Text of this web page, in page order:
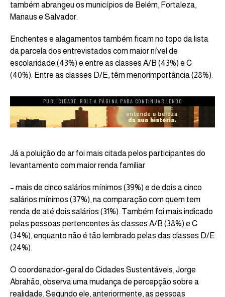
também abrangeu os municípios de Belém, Fortaleza,
Manaus e Salvador.
Enchentes e alagamentos também ficam no topo da lista
da parcela dos entrevistados com maior nível de
escolaridade (43%) e entre as classes A/B (43%) e C
(40%). Entre as classes D/E, têm menorimportância (28%).
PUBLICIDADE. ROLE A PÁGINA PARA CONTINUAR LENDO
Já a poluição do ar foi mais citada pelos participantes do
levantamento com maior renda familiar
– mais de cinco salários mínimos (39%) e de dois a cinco
salários mínimos (37%), na comparação com quem tem
renda de até dois salários (31%). Também foi mais indicado
pelas pessoas pertencentes às classes A/B (38%) e C
(34%), enquanto não é tão lembrado pelas das classes D/E
(24%).
O coordenador-geral do Cidades Sustentáveis, Jorge
Abrahão, observa uma mudança de percepção sobre a
realidade. Segundo ele, anteriormente, as pessoas